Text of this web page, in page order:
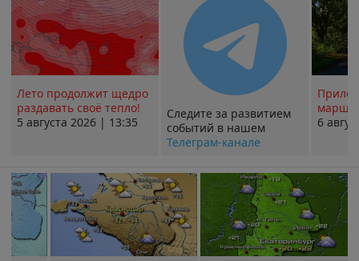
Лето продолжит щедро
раздавать своё тепло!
5 августа 2026 | 13:35
Следите за развитием
событий в нашем
Телеграм-канале
6